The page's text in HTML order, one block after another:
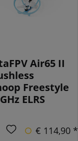
Air65 II
Freestyle
ELRS
€ 114,90 *